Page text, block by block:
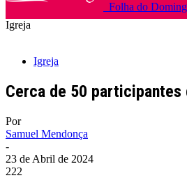
Folha do
Igreja
Igreja
Cerca de 50
Por
Samuel Mendonça
-
23 de Abril de 2024
222